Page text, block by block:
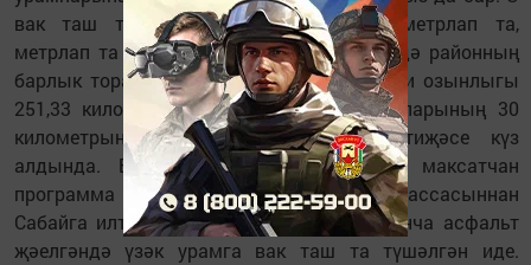
вак таш түшәлгән урамнар исә километрлап та,
метрлап та ел саен озыная. Хәзерге көндә районның
барлык торак пунктлары эчендәге гомуми озынлыгы
251,33 километр тәшкил иткән урам юлларының 30
километрына вак таш салынган. Нәтиҗәсе күз
алдында. Былтыр, мәсәлән, федераль максатчан
программа нигезендә автомобиль трассасыннан
Сабайга илтүче юлга яңа технология буенча асфальт
җәелгәндә үзәк урамга вак таш та түшәлгән иде.